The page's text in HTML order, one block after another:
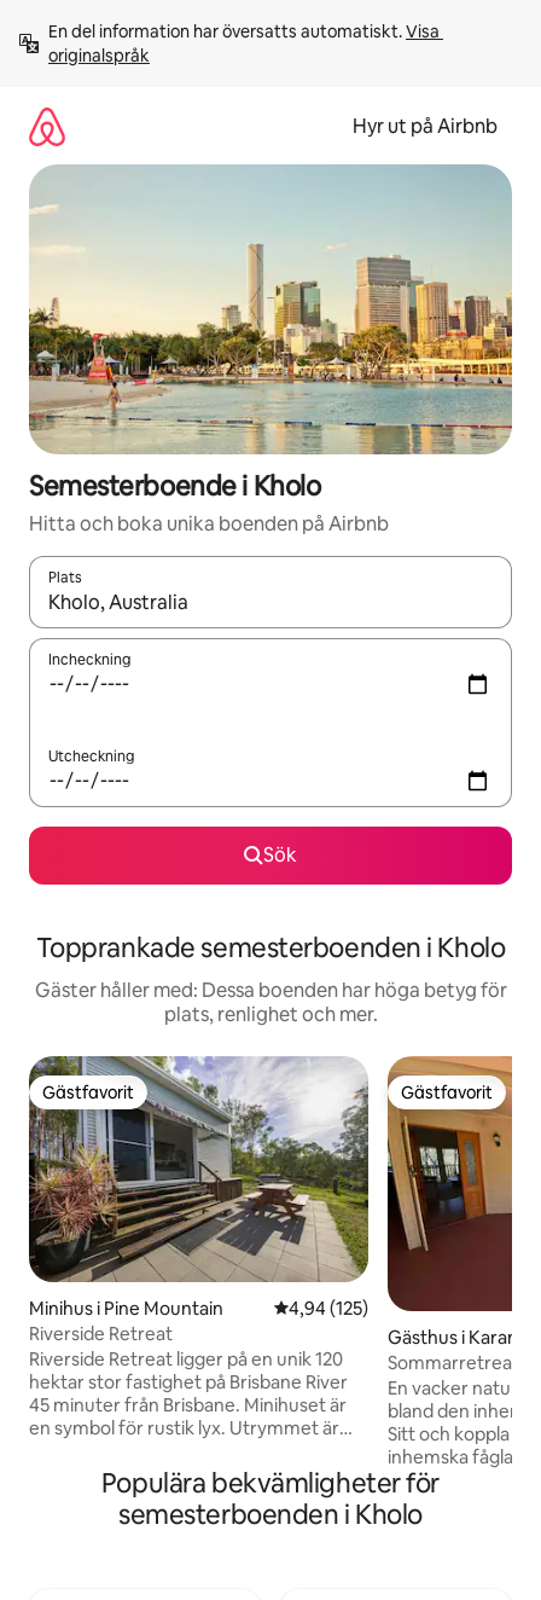
innehåll
En del information har översatts automatiskt. Visa
originalspråk
Hyr ut på Airbnb
Semesterboende i Kholo
Hitta och boka unika boenden på Airbnb
Plats
När resultaten är tillgängliga kan du navigera med upp- och
Incheckning
Utcheckning
Sök
Topprankade semesterboenden i Kholo
Gäster håller med: Dessa boenden har höga betyg för
plats, renlighet och mer.
Gästfavorit
Gästfavorit
Minihus i Pine Mountain 4,94 av 5 i genomsnittligt
4,94 (125)
Riverside Retreat
Riverside Retreat ligger på en unik 120
hektar stor fastighet på Brisbane River
45 minuter från Brisbane. Minihuset är
en symbol för rustik lyx. Utrymmet är
den vackra omgivningen i naturen och
skapar ett lugnt utrymme för att koppla
av och föryngras. Utforska flodens
Gästfavorit
Gästfavorit
Gästhus i Karana
Sommarretreat
En vacker
bland den
Sitt och koppla av
inhemska
känguru. Beläget
Brisbane eller 15
det idealiskt att
Populära bekvämligheter för
semesterboenden i Kholo